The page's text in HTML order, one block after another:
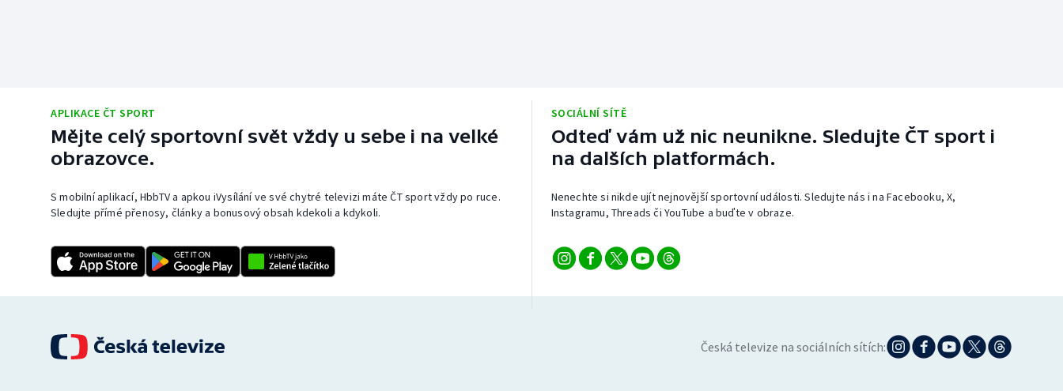
APLIKACE ČT SPORT
Mějte celý sportovní svět vždy u sebe i na velké
obrazovce.
S mobilní aplikací, HbbTV a apkou iVysílání ve své chytré televizi máte ČT sport vždy po ruce.
Sledujte přímé přenosy, články a bonusový obsah kdekoli a kdykoli.
SOCIÁLNÍ SÍTĚ
Odteď vám už nic neunikne. Sledujte ČT sport i
na dalších platformách.
Nenechte si nikde ujít nejnovější sportovní události. Sledujte nás i na Facebooku, X,
Instagramu, Threads či YouTube a buďte v obraze.
Česká televize na sociálních sítích: